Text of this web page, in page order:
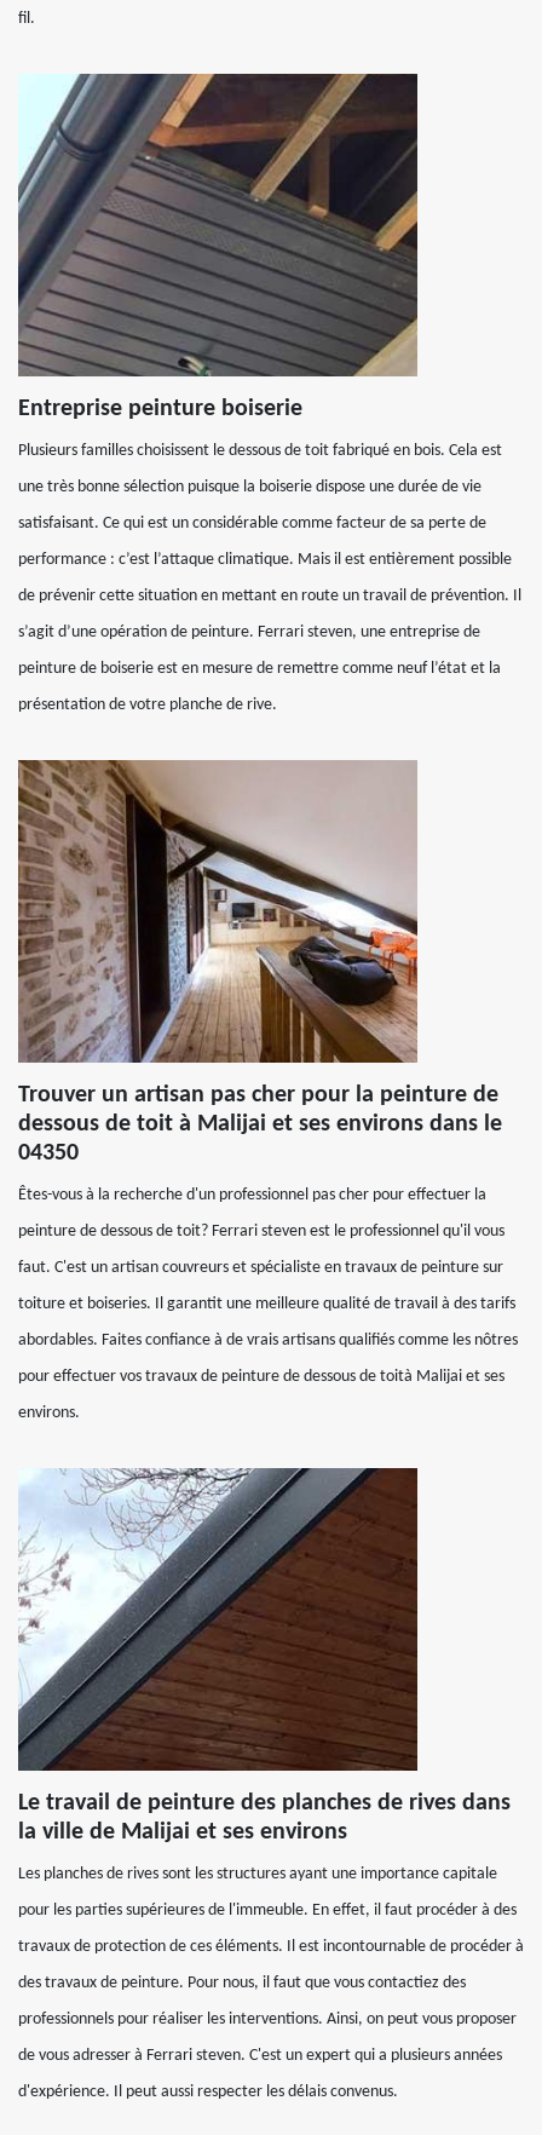
fil.
Entreprise peinture boiserie
Plusieurs familles choisissent le dessous de toit fabriqué en bois. Cela est
une très bonne sélection puisque la boiserie dispose une durée de vie
satisfaisant. Ce qui est un considérable comme facteur de sa perte de
performance : c’est l’attaque climatique. Mais il est entièrement possible
de prévenir cette situation en mettant en route un travail de prévention. Il
s’agit d’une opération de peinture. Ferrari steven, une entreprise de
peinture de boiserie est en mesure de remettre comme neuf l’état et la
présentation de votre planche de rive.
Trouver un artisan pas cher pour la peinture de
dessous de toit à Malijai et ses environs dans le
04350
Êtes-vous à la recherche d'un professionnel pas cher pour effectuer la
peinture de dessous de toit? Ferrari steven est le professionnel qu'il vous
faut. C'est un artisan couvreurs et spécialiste en travaux de peinture sur
toiture et boiseries. Il garantit une meilleure qualité de travail à des tarifs
abordables. Faites confiance à de vrais artisans qualifiés comme les nôtres
pour effectuer vos travaux de peinture de dessous de toità Malijai et ses
environs.
Le travail de peinture des planches de rives dans
la ville de Malijai et ses environs
Les planches de rives sont les structures ayant une importance capitale
pour les parties supérieures de l'immeuble. En effet, il faut procéder à des
travaux de protection de ces éléments. Il est incontournable de procéder à
des travaux de peinture. Pour nous, il faut que vous contactiez des
professionnels pour réaliser les interventions. Ainsi, on peut vous proposer
de vous adresser à Ferrari steven. C'est un expert qui a plusieurs années
d'expérience. Il peut aussi respecter les délais convenus.